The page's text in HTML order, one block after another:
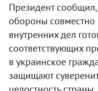
Президент
обороны
внутренних дел
соответствующих
в украинское
защищают